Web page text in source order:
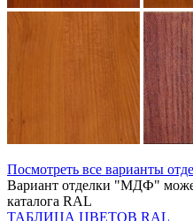
Посмотреть все варианты
Вариант отделки "МДФ"
каталога RAL
ТАБЛИЦА ЦВЕТОВ RAL